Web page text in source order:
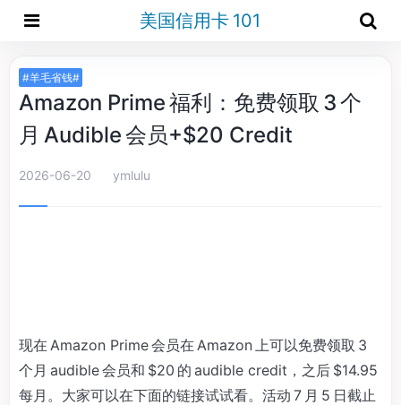
美国信用卡 101
#羊毛省钱#
Amazon Prime 福利：免费领取 3 个
月 Audible 会员+$20 Credit
2026-06-20 ymlulu
现在 Amazon Prime 会员在 Amazon 上可以免费领取 3
个月 audible 会员和 $20 的 audible credit，之后 $14.95
每月。大家可以在下面的链接试试看。活动 7 月 5 日截止